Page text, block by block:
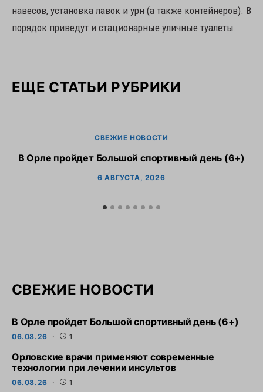
навесов, установка лавок и урн (а также контейнеров). В
порядок приведут и стационарные уличные туалеты.
ЕЩЕ СТАТЬИ РУБРИКИ
СВЕЖИЕ НОВОСТИ
В Орле пройдет Большой спортивный день (6+)
6 АВГУСТА, 2026
СВЕЖИЕ НОВОСТИ
В Орле пройдет Большой спортивный день (6+)
06.08.26 1
Орловские врачи применяют современные
технологии при лечении инсультов
06.08.26 1